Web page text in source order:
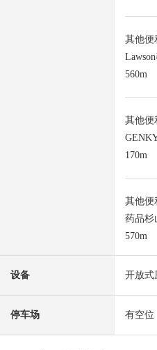
其他便
560m
其他便
170m
其他便
药品杉
570m
设备 开放式
停车场 有空位